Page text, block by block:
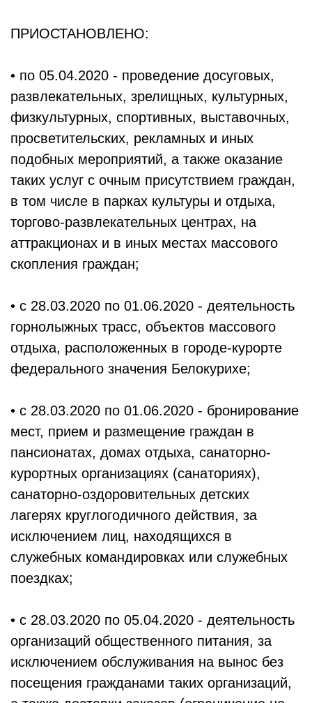
ПРИОСТАНОВЛЕНО:
• по 05.04.2020 - проведение досуговых,
развлекательных, зрелищных, культурных,
физкультурных, спортивных, выставочных,
просветительских, рекламных и иных
подобных мероприятий, а также оказание
таких услуг с очным присутствием граждан,
в том числе в парках культуры и отдыха,
торгово-развлекательных центрах, на
аттракционах и в иных местах массового
скопления граждан;
• с 28.03.2020 по 01.06.2020 - деятельность
горнолыжных трасс, объектов массового
отдыха, расположенных в городе-курорте
федерального значения Белокурихе;
• с 28.03.2020 по 01.06.2020 - бронирование
мест, прием и размещение граждан в
пансионатах, домах отдыха, санаторно-
курортных организациях (санаториях),
санаторно-оздоровительных детских
лагерях круглогодичного действия, за
исключением лиц, находящихся в
служебных командировках или служебных
поездках;
• с 28.03.2020 по 05.04.2020 - деятельность
организаций общественного питания, за
исключением обслуживания на вынос без
посещения гражданами таких организаций,